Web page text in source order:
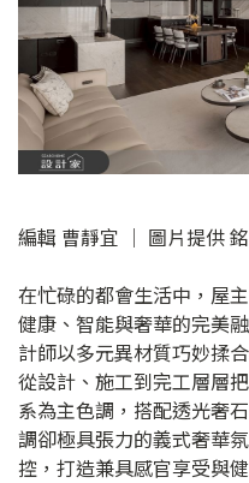
編輯 曹靜宜 │ 圖片提供
在忙碌的都會生活中，屋
健康、智能與奢華的完美
計師以多元異材質巧妙揉
從設計、施工到完工層層
系為主色調，搭配透光奢
調卻極具張力的義式奢華
控，打造兼具感官享受與